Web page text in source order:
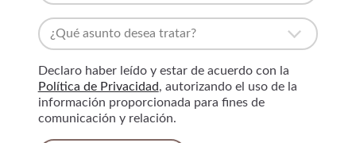
Declaro haber leído y estar de acuerdo con la
Política de Privacidad, autorizando el uso de la
información proporcionada para fines de
comunicación y relación.